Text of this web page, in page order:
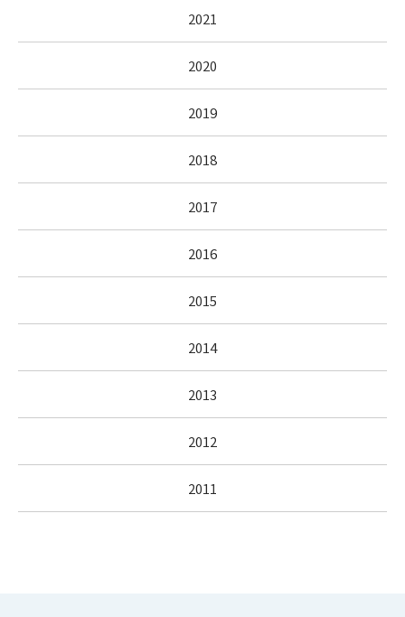
2021
2020
2019
2018
2017
2016
2015
2014
2013
2012
2011